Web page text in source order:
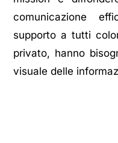
comunicazione
supporto a tutti
privato, hanno
visuale delle